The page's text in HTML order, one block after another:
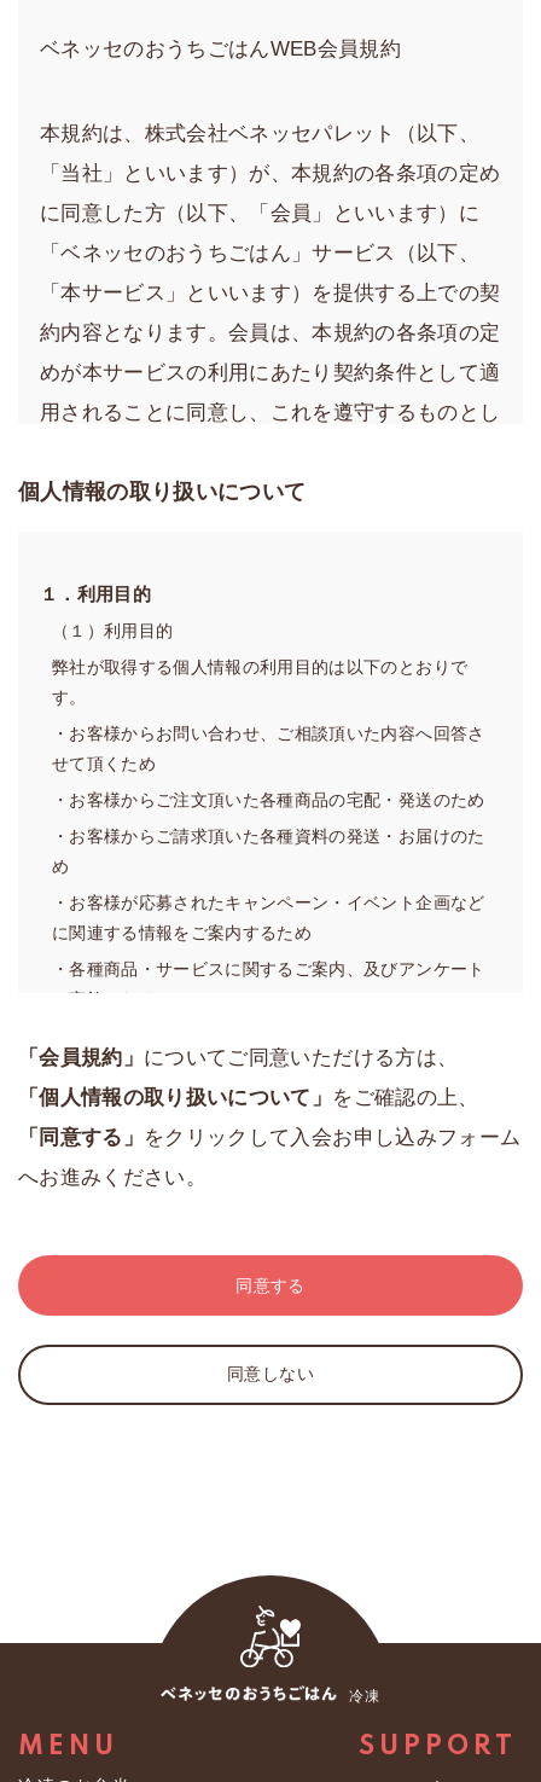
ベネッセのおうちごはんWEB会員規約
本規約は、株式会社ベネッセパレット（以下、
「当社」といいます）が、本規約の各条項の定め
に同意した方（以下、「会員」といいます）に
「ベネッセのおうちごはん」サービス（以下、
「本サービス」といいます）を提供する上での契
約内容となります。会員は、本規約の各条項の定
めが本サービスの利用にあたり契約条件として適
用されることに同意し、これを遵守するものとし
1．当社は、会員に、当社が運営する本サービスのウェブ
サイト（以下、「当サイト」といいます）で本サービス
を提供します。
2．当社は、変更後の内容および効力発生日を事前に当サ
イトに掲載して周知することで、効力発生日をもって本
規約を変更することができるものとします。
3．当社は、本規約を具体化しまたは補足するための規則
きるものとします。当サイトにおける「ご利用ガイド」
は、当該規則に該当するものとします。
4．前各項にかかわらず、軽微な事項の変更については当
由に設置し、内容を決定・変更し、または廃止すること
ができます。
ル・郵便・電話・FAX等により行うことができます。
第3条（会員登録料等）
1．入会は、会員が所定の会員登録手続を行った際に成立
します。ただし、次のいずれかに該当する場合には、当
取り消すことができます。
（1）登録した個人情報に、虚偽の情報、誤記または記入
個人情報の取り扱いについて
１．利用目的
（１）利用目的
弊社が取得する個人情報の利用目的は以下のとおりで
す。
・お客様からお問い合わせ、ご相談頂いた内容へ回答さ
せて頂くため
・お客様からご注文頂いた各種商品の宅配・発送のため
・お客様からご請求頂いた各種資料の発送・お届けのた
め
・お客様が応募されたキャンペーン・イベント企画など
に関連する情報をご案内するため
・各種商品・サービスに関するご案内、及びアンケート
の実施のため
（２）利用目的の例外
弊社は、あらかじめお客様の同意を得ずに前項の利用目
的の達成に必要な範囲を超えて個人情報の取扱いを行い
ません。ただし、法の例外に該当する場合については、
※弊社は、取得した個人情報について、個人が特定でき
ない情報に加工し、数値化された統計情報としてサービ
スや業務の維持・改善のために使用することがありま
す。なお、統計情報は法の適用対象外であり、個人情報
を統計情報に加工する過程を利用目的とする必要はない
とされています。
３．保有個人データに関する事項
（１）個人情報取扱事業者の氏名又は名称及び住所並び
株式会社ベネッセパレット
〒１６３－０９０５ 東京都新宿区西新宿２丁目３番１
「会員規約」 についてご同意いただける方は、
「個人情報の取り扱いについて」 をご確認の上、
「同意する」 をクリックして入会お申し込みフォーム
へお進みください。
同意しない
同意する
冷凍
MENU SUPPORT